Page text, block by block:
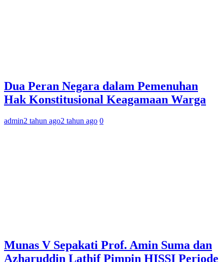
Dua Peran Negara dalam Pemenuhan
Hak Konstitusional Keagamaan Warga
admin2 tahun ago2 tahun ago 0
Munas V Sepakati Prof. Amin Suma dan
Azharuddin Lathif Pimpin HISSI Periode